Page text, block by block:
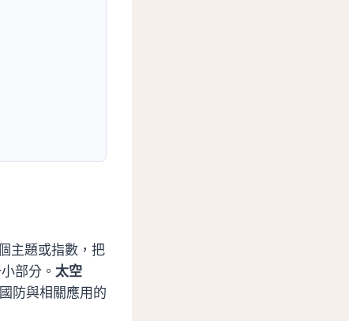
主題或指數，把
部分。 太空
防與相關應用的